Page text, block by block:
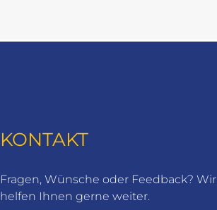
KONTAKT
Fragen, Wünsche oder Feedback? Wir
helfen Ihnen gerne weiter.